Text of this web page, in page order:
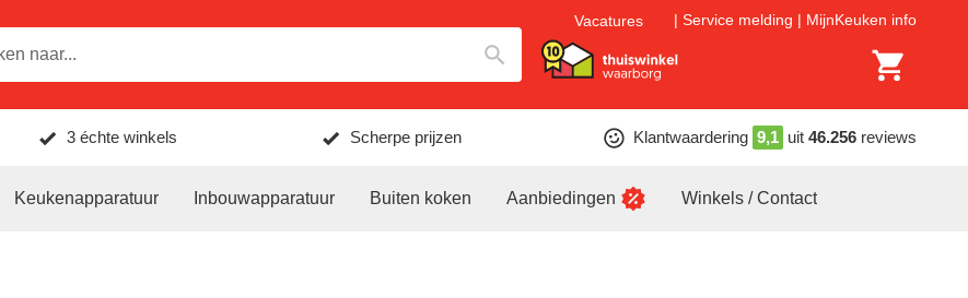
Vacatures Service melding MijnKeuken info
3 échte winkels Scherpe prijzen Klantwaardering 9,1 uit 46.256 reviews
Keukenapparatuur Inbouwapparatuur Buiten koken Aanbiedingen Winkels / Contact